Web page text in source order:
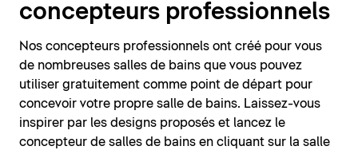
concepteurs professionnels
Nos concepteurs professionnels ont créé pour vous
de nombreuses salles de bains que vous pouvez
utiliser gratuitement comme point de départ pour
concevoir votre propre salle de bains. Laissez-vous
inspirer par les designs proposés et lancez le
concepteur de salles de bains en cliquant sur la salle